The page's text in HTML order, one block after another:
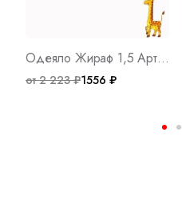
Одеяло Жираф 1,5 Арт. 1125
от 2 223 ₽1556 ₽